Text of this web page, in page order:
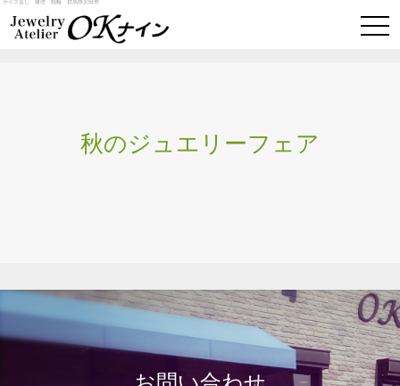
サイズ直し 修理 指輪 群馬県太田市
秋のジュエリーフェア